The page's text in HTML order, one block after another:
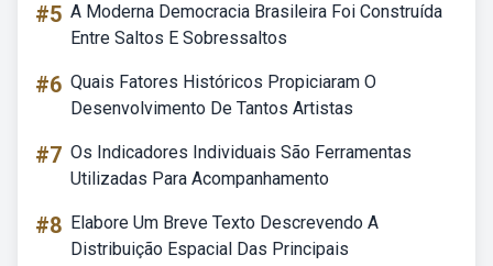
#5 A Moderna Democracia Brasileira Foi Construída
Entre Saltos E Sobressaltos
#6 Quais Fatores Históricos Propiciaram O
Desenvolvimento De Tantos Artistas
#7 Os Indicadores Individuais São Ferramentas
Utilizadas Para Acompanhamento
#8 Elabore Um Breve Texto Descrevendo A
Distribuição Espacial Das Principais